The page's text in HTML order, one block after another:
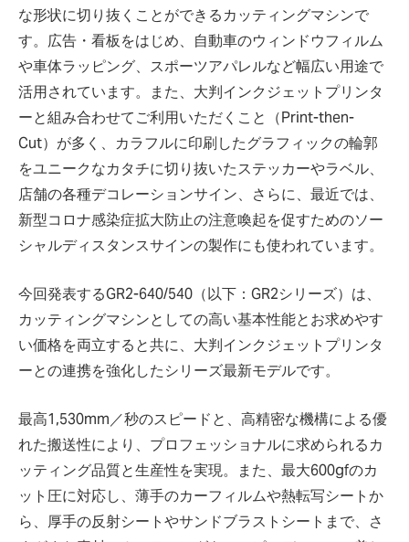
な形状に切り抜くことができるカッティングマシンで
す。広告・看板をはじめ、自動車のウィンドウフィルム
や車体ラッピング、スポーツアパレルなど幅広い用途で
活用されています。また、大判インクジェットプリンタ
ーと組み合わせてご利用いただくこと（Print-then-
Cut）が多く、カラフルに印刷したグラフィックの輪郭
をユニークなカタチに切り抜いたステッカーやラベル、
店舗の各種デコレーションサイン、さらに、最近では、
新型コロナ感染症拡大防止の注意喚起を促すためのソー
シャルディスタンスサインの製作にも使われています。
今回発表するGR2-640/540（以下：GR2シリーズ）は、
カッティングマシンとしての高い基本性能とお求めやす
い価格を両立すると共に、大判インクジェットプリンタ
ーとの連携を強化したシリーズ最新モデルです。
最高1,530mm／秒のスピードと、高精密な機構による優
れた搬送性により、プロフェッショナルに求められるカ
ッティング品質と生産性を実現。また、最大600gfのカ
ット圧に対応し、薄手のカーフィルムや熱転写シートか
ら、厚手の反射シートやサンドブラストシートまで、さ